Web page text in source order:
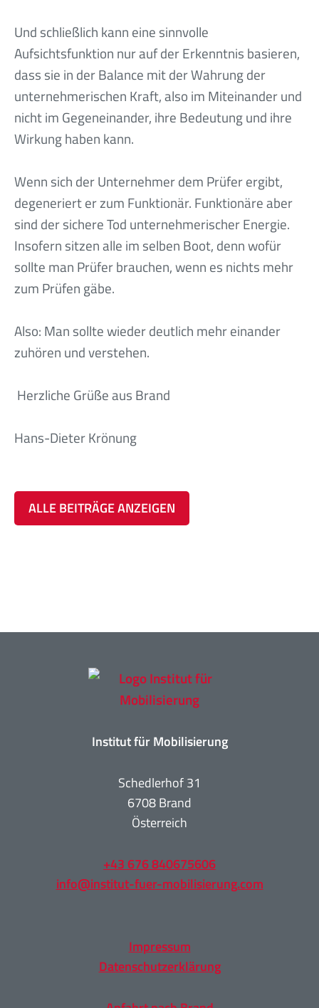
Und schließlich kann eine sinnvolle
Aufsichtsfunktion nur auf der Erkenntnis basieren,
dass sie in der Balance mit der Wahrung der
unternehmerischen Kraft, also im Miteinander und
nicht im Gegeneinander, ihre Bedeutung und ihre
Wirkung haben kann.
Wenn sich der Unternehmer dem Prüfer ergibt,
degeneriert er zum Funktionär. Funktionäre aber
sind der sichere Tod unternehmerischer Energie.
Insofern sitzen alle im selben Boot, denn wofür
sollte man Prüfer brauchen, wenn es nichts mehr
zum Prüfen gäbe.
Also: Man sollte wieder deutlich mehr einander
zuhören und verstehen.
Herzliche Grüße aus Brand
Hans-Dieter Krönung
ALLE BEITRÄGE ANZEIGEN
Institut für Mobilisierung
Schedlerhof 31
6708 Brand
Österreich
+43 676 840675606
info@institut-fuer-mobilisierung.com
Impressum
Datenschutzerklärung